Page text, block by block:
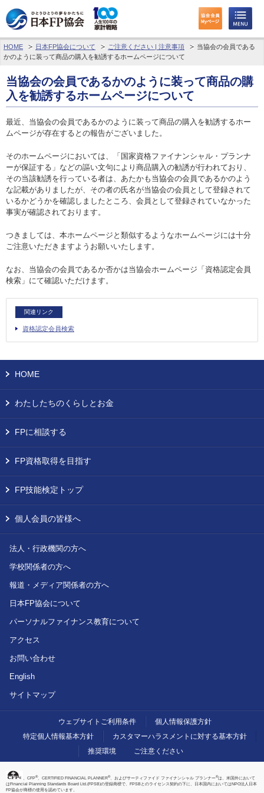
わたしたちのくらしとお金
FPに相談する
FP資格取得を目指す
FP技能検定
個人会員の皆様へ
日本FP協会について
パーソナルファイナンス教育について
アクセス
お問い合わせ
English
法人・行政機関の方へ
CLOSE
HOME 日本FP協会について ご注意ください | 注意事項
当協会の会員である
かのように装って商品の購入を勧誘するホームページについて
当協会の会員であるかのように装って商品の購
入を勧誘するホームページについて
最近、当協会の会員であるかのように装って商品の購入を勧誘するホー
ムページが存在するとの報告がございました。
そのホームページにおいては、「国家資格ファイナンシャル・プランナ
ーが保証する」などの謳い文句により商品購入の勧誘が行われており、
その当該勧誘を行っている者は、あたかも当協会の会員であるかのよう
な記載がありましたが、その者の氏名が当協会の会員として登録されて
いるかどうかを確認しましたところ、会員として登録されていなかった
事実が確認されております。
つきましては、本ホームページと類似するようなホームページには十分
ご注意いただきますようお願いいたします。
なお、当協会の会員であるか否かは当協会ホームページ「資格認定会員
検索」にて確認いただけます。
関連リンク
資格認定会員検索
HOME
わたしたちのくらしとお金
FPに相談する
FP資格取得を目指す
FP技能検定トップ
個人会員の皆様へ
法人・行政機関の方へ
学校関係者の方へ
報道・メディア関係者の方へ
日本FP協会について
パーソナルファイナンス教育について
アクセス
お問い合わせ
English
サイトマップ
ウェブサイトご利用条件
個人情報保護方針
特定個人情報基本方針
カスタマーハラスメントに対する基本方針
推奨環境
ご注意ください
、CFP®、CERTIFIED FINANCIAL PLANNER®、およびサーティファイド ファイナンシャル プランナー®は、米国外において
はFinancial Planning Standards Board Ltd.(FPSB)の登録商標で、FPSBとのライセンス契約の下に、日本国内においてはNPO法人日本
FP協会が商標の使用を認めています。